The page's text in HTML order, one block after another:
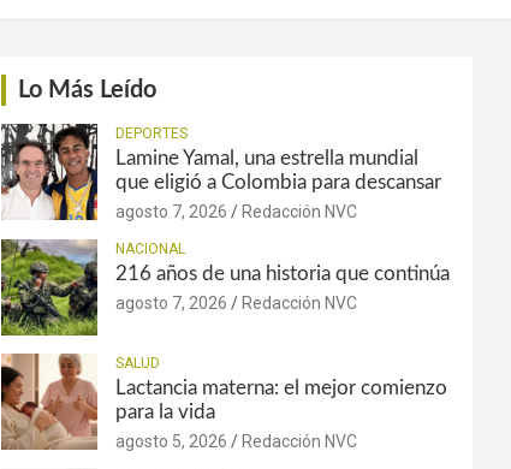
Lo Más Leído
DEPORTES
Lamine Yamal, una estrella mundial
que eligió a Colombia para descansar
agosto 7, 2026 Redacción NVC
NACIONAL
216 años de una historia que continúa
agosto 7, 2026 Redacción NVC
SALUD
Lactancia materna: el mejor comienzo
para la vida
agosto 5, 2026 Redacción NVC